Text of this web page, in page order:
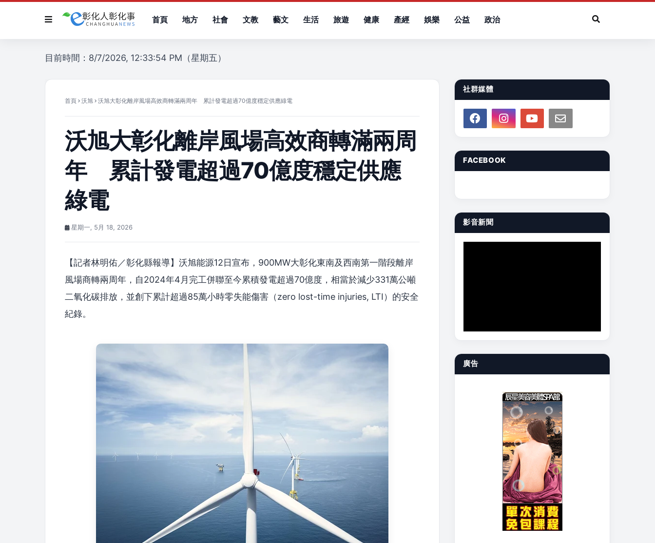
首頁 地方 社會 文教 藝文 生活 旅遊 健康 產經 娛樂 公益 政治
目前時間：8/7/2026, 12:33:54 PM（星期五）
首頁 沃旭 沃旭大彰化離岸風場高效商轉滿兩周年 累計發電超過70億度穩定供應綠電
沃旭大彰化離岸風場高效商轉滿兩周
年 累計發電超過70億度穩定供應
綠電
星期一, 5月 18, 2026
【記者林明佑／彰化縣報導】沃旭能源12日宣布，900MW大彰化東南及西南第一階段離岸
風場商轉兩周年，自2024年4月完工併聯至今累積發電超過70億度，相當於減少331萬公噸
二氧化碳排放，並創下累計超過85萬小時零失能傷害（zero lost-time injuries, LTI）的安全
紀錄。
社群媒體
FACEBOOK
影音新聞
廣告